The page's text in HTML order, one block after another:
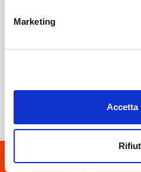
Marketing
SOF Società Onoranze